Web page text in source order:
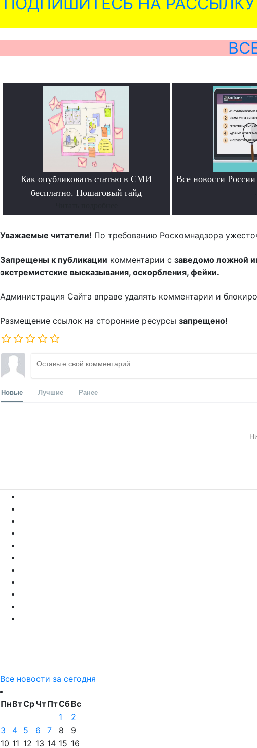
Как опубликовать статью в СМИ
бесплатно. Пошаговый гайд
Все новости
Уважаемые читатели! По требованию Роскомнадзора
Запрещены к публикации комментарии с заведомо ложной
экстремистские высказывания, оскорбления, фейки.
Администрация Сайта вправе удалять комментарии и
Размещение ссылок на сторонние ресурсы запрещено!
Новые Лучшие Ранее
Все новости за сегодня
ПнВтСрЧтПтСбВс
1
2
3
4 5 6 7 8
9
10 11 12 13 14 15 16